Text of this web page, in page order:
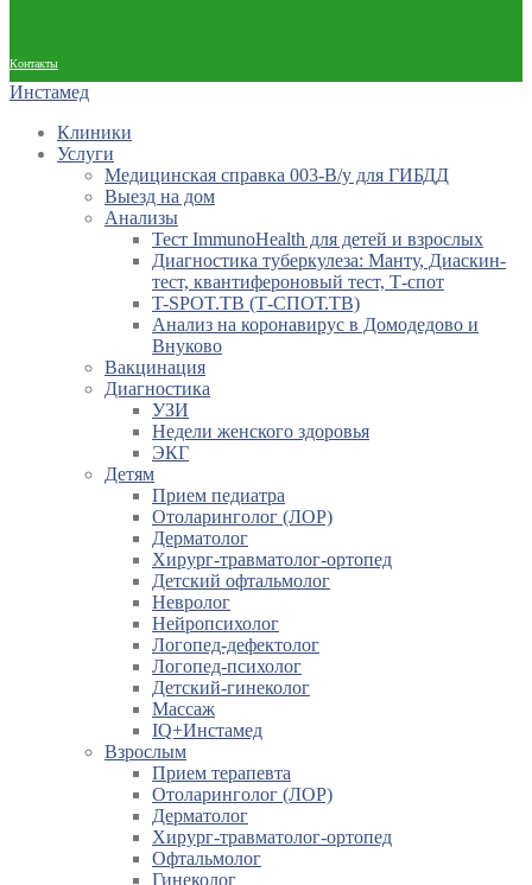
Контакты
Инстамед
Клиники
Услуги
Медицинская справка 003-В/у для ГИБДД
Выезд на дом
Анализы
Тест ImmunoHealth для детей и взрослых
Диагностика туберкулеза: Манту, Диаскин-
тест, квантифероновый тест, Т-спот
T-SPOT.TB (Т-СПОТ.ТВ)
Анализ на коронавирус в Домодедово и
Внуково
Вакцинация
Диагностика
УЗИ
Недели женского здоровья
ЭКГ
Детям
Прием педиатра
Отоларинголог (ЛОР)
Дерматолог
Хирург-травматолог-ортопед
Детский офтальмолог
Невролог
Нейропсихолог
Логопед-дефектолог
Логопед-психолог
Детский-гинеколог
Массаж
IQ+Инстамед
Взрослым
Прием терапевта
Отоларинголог (ЛОР)
Дерматолог
Хирург-травматолог-ортопед
Офтальмолог
Гинеколог